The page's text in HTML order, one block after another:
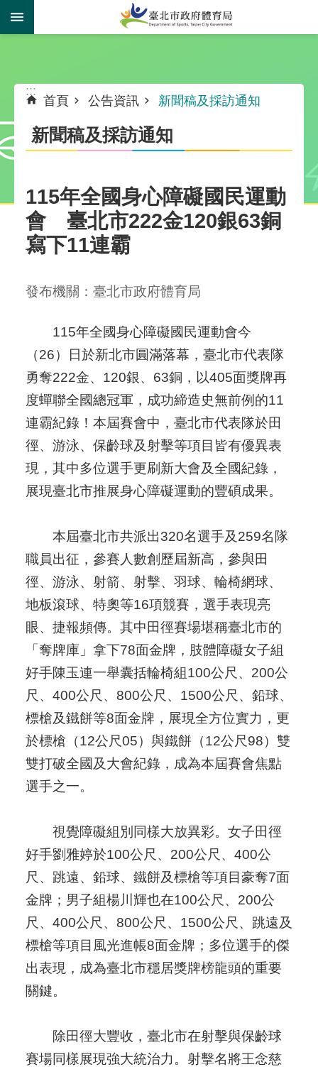
跳到主要內容區塊
:::
首頁 公告資訊 新聞稿及採訪通知
新聞稿及採訪通知
115年全國身心障礙國民運動
會 臺北市222金120銀63銅
寫下11連霸
發布機關：臺北市政府體育局
115年全國身心障礙國民運動會今
（26）日於新北市圓滿落幕，臺北市代表隊
勇奪222金、120銀、63銅，以405面獎牌再
度蟬聯全國總冠軍，成功締造史無前例的11
連霸紀錄！本屆賽會中，臺北市代表隊於田
徑、游泳、保齡球及射擊等項目皆有優異表
現，其中多位選手更刷新大會及全國紀錄，
展現臺北市推展身心障礙運動的豐碩成果。
本屆臺北市共派出320名選手及259名隊
職員出征，參賽人數創歷屆新高，參與田
徑、游泳、射箭、射擊、羽球、輪椅網球、
地板滾球、特奧等16項競賽，選手表現亮
眼、捷報頻傳。其中田徑賽場堪稱臺北市的
「奪牌庫」拿下78面金牌，肢體障礙女子組
好手陳玉連一舉囊括輪椅組100公尺、200公
尺、400公尺、800公尺、1500公尺、鉛球、
標槍及鐵餅等8面金牌，展現全方位實力，更
於標槍（12公尺05）與鐵餅（12公尺98）雙
雙打破全國及大會紀錄，成為本屆賽會焦點
選手之一。
視覺障礙組別同樣大放異彩。女子田徑
好手劉雅婷於100公尺、200公尺、400公
尺、跳遠、鉛球、鐵餅及標槍等項目豪奪7面
金牌；男子組楊川輝也在100公尺、200公
尺、400公尺、800公尺、1500公尺、跳遠及
標槍等項目風光進帳8面金牌；多位選手的傑
出表現，成為臺北市穩居獎牌榜龍頭的重要
關鍵。
除田徑大豐收，臺北市在射擊與保齡球
賽場同樣展現強大統治力。射擊名將王念慈